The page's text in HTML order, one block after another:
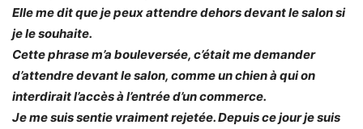
Elle me dit que je peux attendre dehors devant le salon si
je le souhaite.
Cette phrase m’a bouleversée, c’était me demander
d’attendre devant le salon, comme un chien à qui on
interdirait l’accès à l’entrée d’un commerce.
Je me suis sentie vraiment rejetée. Depuis ce jour je suis